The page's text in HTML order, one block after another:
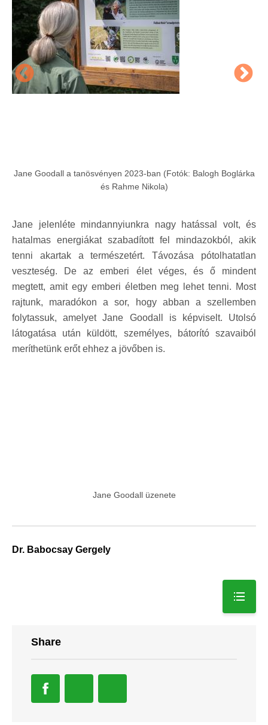
Jane Goodall a tanösvényen 2023-ban (Fotók: Balogh Boglárka
és Rahme Nikola)
Jane jelenléte mindannyiunkra nagy hatással volt, és
hatalmas energiákat szabadított fel mindazokból, akik
tenni akartak a természetért. Távozása pótolhatatlan
veszteség. De az emberi élet véges, és ő mindent
megtett, amit egy emberi életben meg lehet tenni. Most
rajtunk, maradókon a sor, hogy abban a szellemben
folytassuk, amelyet Jane Goodall is képviselt. Utolsó
látogatása után küldött, személyes, bátorító szavaiból
meríthetünk erőt ehhez a jövőben is.
Jane Goodall üzenete
Dr. Babocsay Gergely
Share